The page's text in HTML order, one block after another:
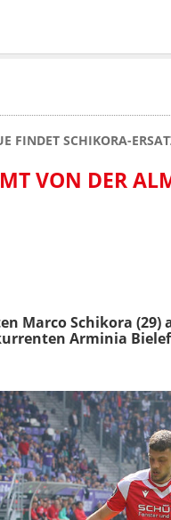
FINDET SCHIKORA-
VON DER
Marco Schikora (29)
Arminia